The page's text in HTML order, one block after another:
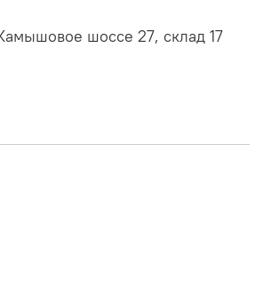
шоссе 27, склад 17